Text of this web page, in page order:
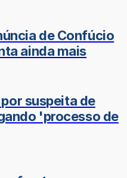
de Confúcio
ainda mais
suspeita de
'processo de